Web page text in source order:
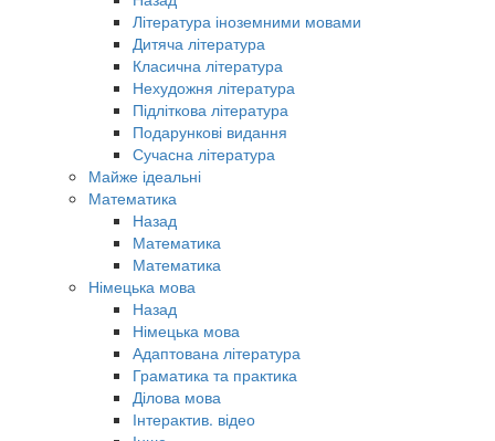
Література іноземними мовами
Дитяча література
Класична література
Нехудожня література
Підліткова література
Подарункові видання
Сучасна література
Майже ідеальні
Математика
Назад
Математика
Математика
Німецька мова
Назад
Німецька мова
Адаптована література
Граматика та практика
Ділова мова
Інтерактив. відео